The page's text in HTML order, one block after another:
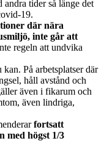
tider så länge det
19.
där nära
inte går att
regeln att undvika
kan. På arbetsplatser där
håll avstånd och
även i fikarum och
även lindriga,
fortsatt
med högst 1/3